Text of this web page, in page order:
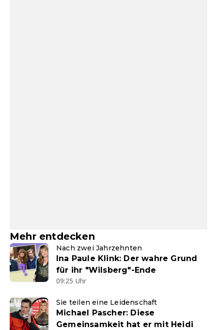
Mehr entdecken
Nach zwei Jahrzehnten
Ina Paule Klink: Der wahre Grund
für ihr "Wilsberg"-Ende
09:25 Uhr
Sie teilen eine Leidenschaft
Michael Pascher: Diese
Gemeinsamkeit hat er mit Heidi